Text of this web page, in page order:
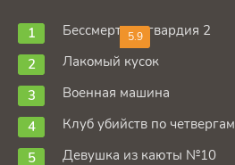
5.9
Бессмертная гвардия 2
Лакомый кусок
Военная машина
Клуб убийств по четвергам
Девушка из каюты №10